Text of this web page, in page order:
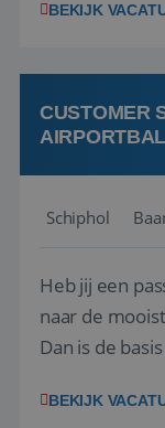
van de
op zoek naar
BEKIJK
CUSTOMER
Schiphol
Heb jij een
naar de
Dan is de
het
BEKIJK